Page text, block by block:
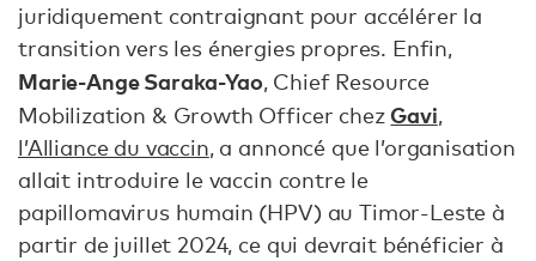
juridiquement contraignant pour accélérer la
transition vers les énergies propres. Enfin,
Marie-Ange Saraka-Yao, Chief Resource
Mobilization & Growth Officer chezGavi,
l’Alliance du vaccin, a annoncé que l’organisation
allait introduire le vaccin contre le
papillomavirus humain (HPV) au Timor-Leste à
partir de juillet 2024, ce qui devrait bénéficier à